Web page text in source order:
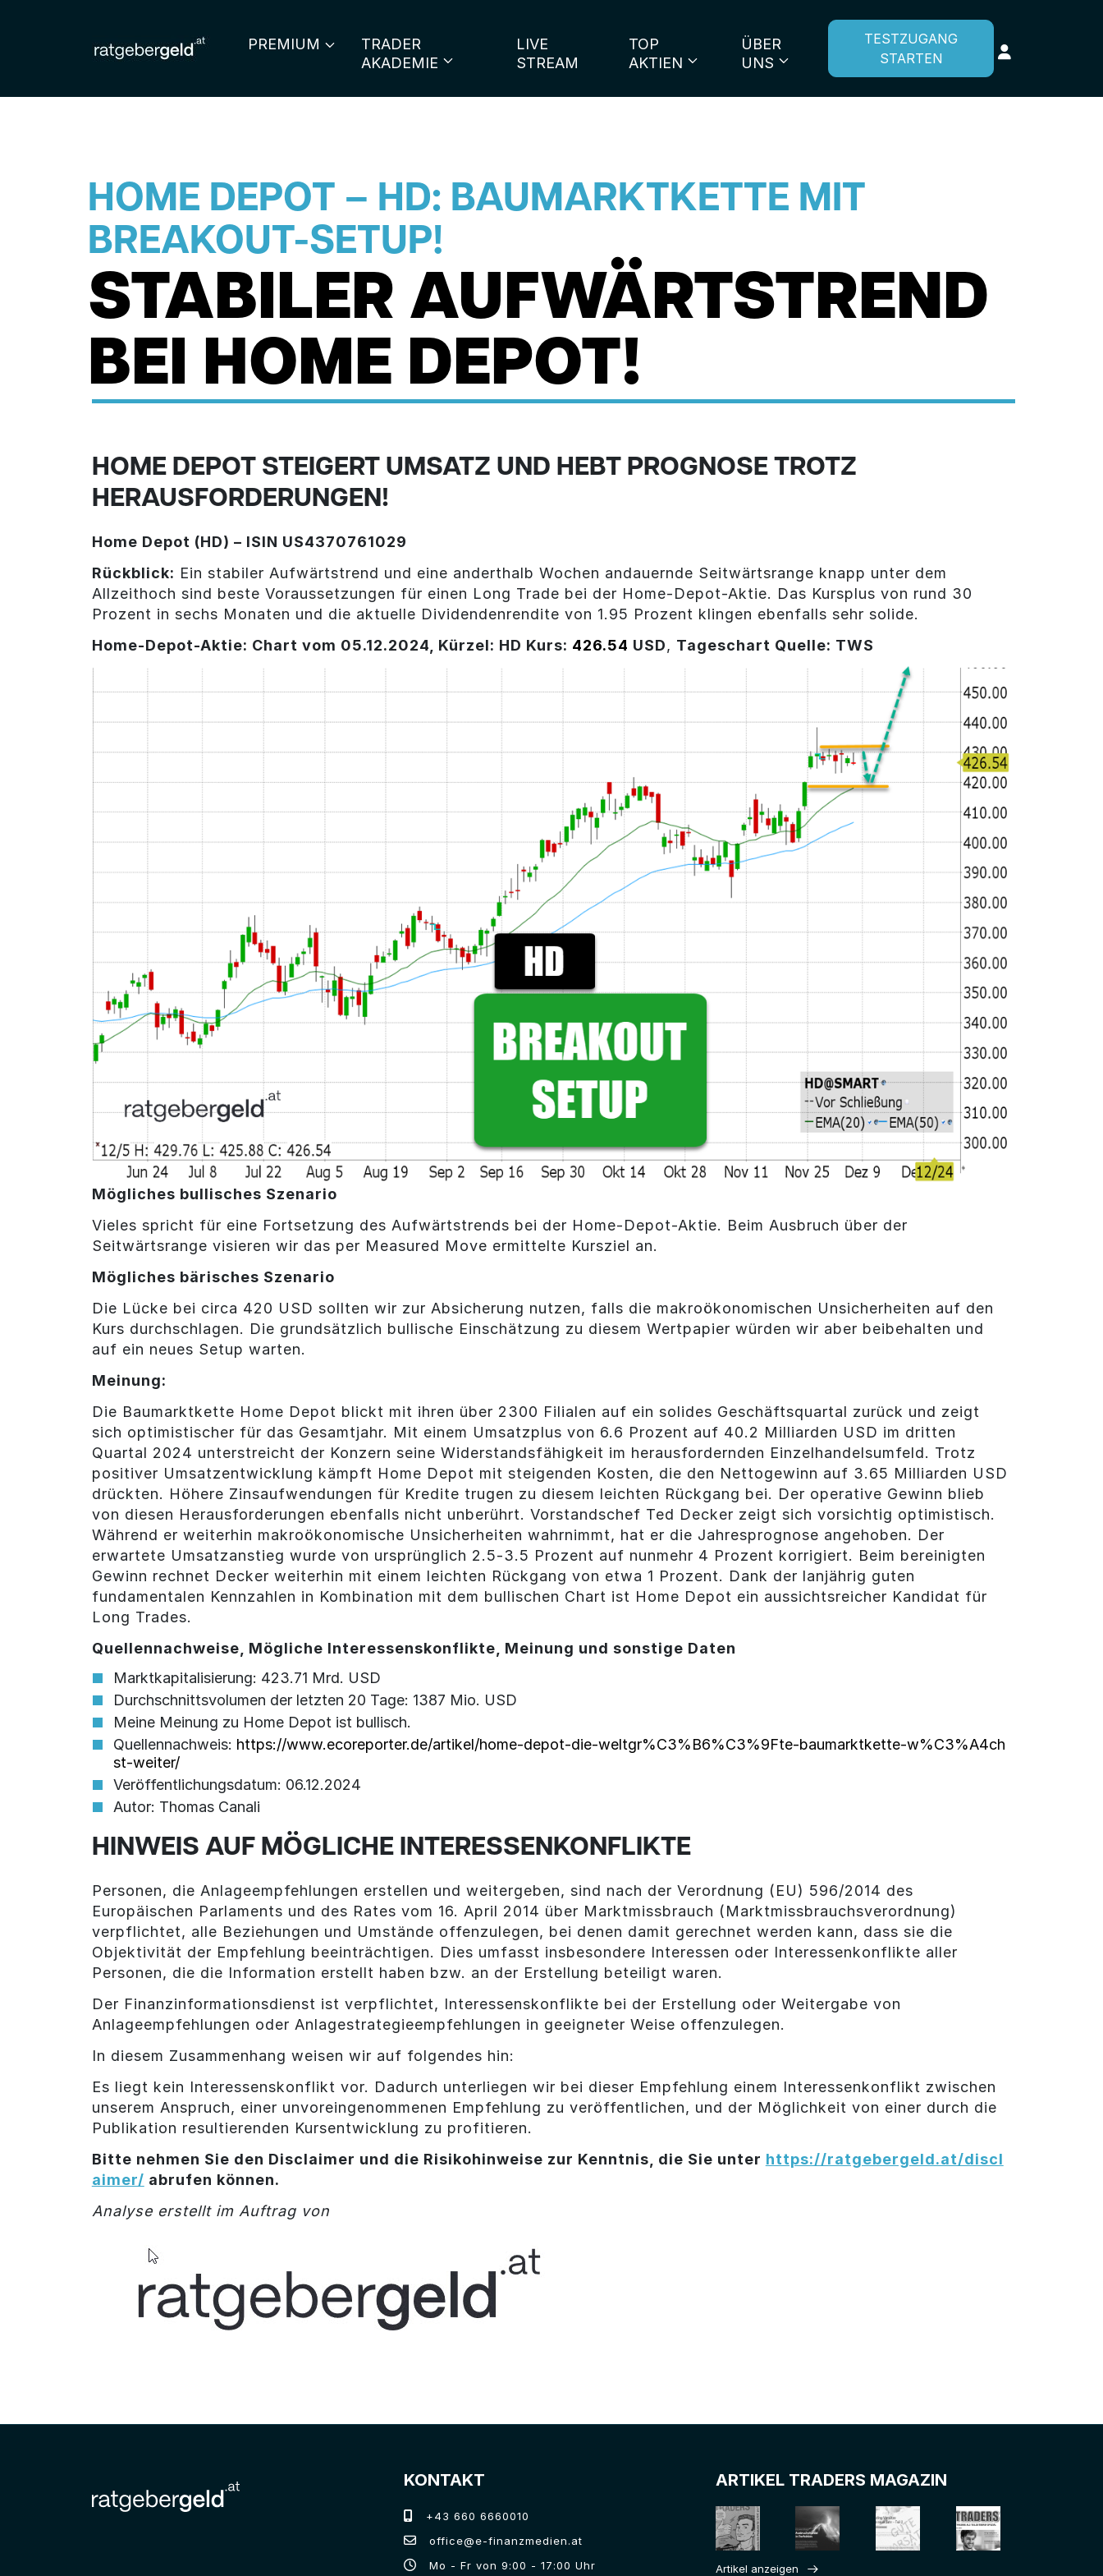
PREMIUM TRADER
AKADEMIE
LIVE
STREAM
TOP
AKTIEN
ÜBER
UNS
TESTZUGANG
STARTEN
HOME DEPOT – HD: BAUMARKTKETTE MIT
BREAKOUT-SETUP!
STABILER AUFWÄRTSTREND
BEI HOME DEPOT!
HOME DEPOT STEIGERT UMSATZ UND HEBT PROGNOSE TROTZ
HERAUSFORDERUNGEN!
Home Depot (HD) – ISIN US4370761029
Rückblick: Ein stabiler Aufwärtstrend und eine anderthalb Wochen andauernde Seitwärtsrange knapp unter dem
Allzeithoch sind beste Voraussetzungen für einen Long Trade bei der Home-Depot-Aktie. Das Kursplus von rund 30
Prozent in sechs Monaten und die aktuelle Dividendenrendite von 1.95 Prozent klingen ebenfalls sehr solide.
Home-Depot-Aktie: Chart vom 05.12.2024, Kürzel: HD Kurs: 426.54 USD, Tageschart Quelle: TWS
Mögliches bullisches Szenario
Vieles spricht für eine Fortsetzung des Aufwärtstrends bei der Home-Depot-Aktie. Beim Ausbruch über der
Seitwärtsrange visieren wir das per Measured Move ermittelte Kursziel an.
Mögliches bärisches Szenario
Die Lücke bei circa 420 USD sollten wir zur Absicherung nutzen, falls die makroökonomischen Unsicherheiten auf den
Kurs durchschlagen. Die grundsätzlich bullische Einschätzung zu diesem Wertpapier würden wir aber beibehalten und
auf ein neues Setup warten.
Meinung:
Die Baumarktkette Home Depot blickt mit ihren über 2300 Filialen auf ein solides Geschäftsquartal zurück und zeigt
sich optimistischer für das Gesamtjahr. Mit einem Umsatzplus von 6.6 Prozent auf 40.2 Milliarden USD im dritten
Quartal 2024 unterstreicht der Konzern seine Widerstandsfähigkeit im herausfordernden Einzelhandelsumfeld. Trotz
positiver Umsatzentwicklung kämpft Home Depot mit steigenden Kosten, die den Nettogewinn auf 3.65 Milliarden USD
drückten. Höhere Zinsaufwendungen für Kredite trugen zu diesem leichten Rückgang bei. Der operative Gewinn blieb
von diesen Herausforderungen ebenfalls nicht unberührt. Vorstandschef Ted Decker zeigt sich vorsichtig optimistisch.
Während er weiterhin makroökonomische Unsicherheiten wahrnimmt, hat er die Jahresprognose angehoben. Der
erwartete Umsatzanstieg wurde von ursprünglich 2.5-3.5 Prozent auf nunmehr 4 Prozent korrigiert. Beim bereinigten
Gewinn rechnet Decker weiterhin mit einem leichten Rückgang von etwa 1 Prozent. Dank der lanjährig guten
fundamentalen Kennzahlen in Kombination mit dem bullischen Chart ist Home Depot ein aussichtsreicher Kandidat für
Long Trades.
Quellennachweise, Mögliche Interessenskonflikte, Meinung und sonstige Daten
Marktkapitalisierung: 423.71 Mrd. USD
Durchschnittsvolumen der letzten 20 Tage: 1387 Mio. USD
Meine Meinung zu Home Depot ist bullisch.
Quellennachweis: https://www.ecoreporter.de/artikel/home-depot-die-weltgr%C3%B6%C3%9Fte-baumarktkette-w%C3%A4ch
st-weiter/
Veröffentlichungsdatum: 06.12.2024
Autor: Thomas Canali
HINWEIS AUF MÖGLICHE INTERESSENKONFLIKTE
Personen, die Anlageempfehlungen erstellen und weitergeben, sind nach der Verordnung (EU) 596/2014 des
Europäischen Parlaments und des Rates vom 16. April 2014 über Marktmissbrauch (Marktmissbrauchsverordnung)
verpflichtet, alle Beziehungen und Umstände offenzulegen, bei denen damit gerechnet werden kann, dass sie die
Objektivität der Empfehlung beeinträchtigen. Dies umfasst insbesondere Interessen oder Interessenkonflikte aller
Personen, die die Information erstellt haben bzw. an der Erstellung beteiligt waren.
Der Finanzinformationsdienst ist verpflichtet, Interessenskonflikte bei der Erstellung oder Weitergabe von
Anlageempfehlungen oder Anlagestrategieempfehlungen in geeigneter Weise offenzulegen.
In diesem Zusammenhang weisen wir auf folgendes hin:
Es liegt kein Interessenskonflikt vor. Dadurch unterliegen wir bei dieser Empfehlung einem Interessenkonflikt zwischen
unserem Anspruch, einer unvoreingenommenen Empfehlung zu veröffentlichen, und der Möglichkeit von einer durch die
Publikation resultierenden Kursentwicklung zu profitieren.
Bitte nehmen Sie den Disclaimer und die Risikohinweise zur Kenntnis, die Sie unter https://ratgebergeld.at/discl
aimer/ abrufen können.
Analyse erstellt im Auftrag von
KONTAKT
+43 660 6660010
office@e-finanzmedien.at
Mo - Fr von 9:00 - 17:00 Uhr
ARTIKEL TRADERS MAGAZIN
Artikel anzeigen